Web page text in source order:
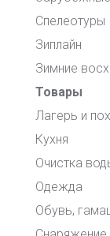
Спелеотуры
Зиплайн
Зимние
Товары
Лагерь и
Кухня
Очистка
Одежда
Обувь,